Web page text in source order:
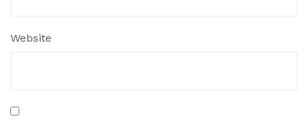
Website